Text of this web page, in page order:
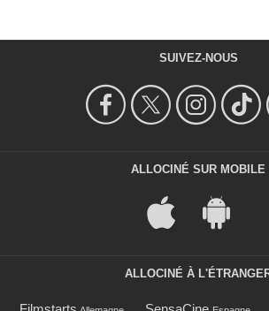
SUIVEZ-NOUS
ALLOCINÉ SUR MOBILE
ALLOCINÉ À